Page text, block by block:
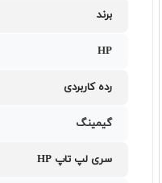
برند
HP
رده کاربردی
گیمینگ
سری لپ تاپ HP